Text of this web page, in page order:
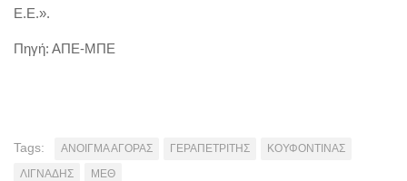
Ε.Ε.».
Πηγή: ΑΠΕ-ΜΠΕ
Tags: ΑΝΟΙΓΜΑ ΑΓΟΡΑΣ ΓΕΡΑΠΕΤΡΙΤΗΣ
ΚΟΥΦΟΝΤΙΝΑΣ
ΛΙΓΝΑΔΗΣ
ΜΕΘ